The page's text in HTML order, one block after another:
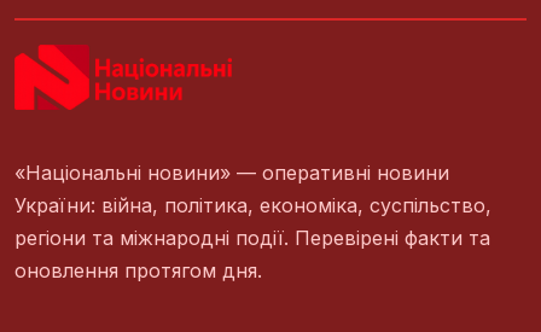
«Національні новини» — оперативні новини
України: війна, політика, економіка, суспільство,
регіони та міжнародні події. Перевірені факти та
оновлення протягом дня.